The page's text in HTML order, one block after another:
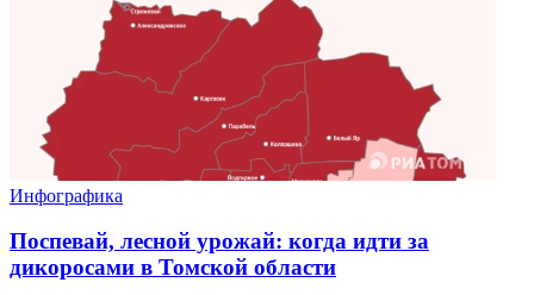
Инфографика
Поспевай, лесной урожай: когда идти за
дикоросами в Томской области